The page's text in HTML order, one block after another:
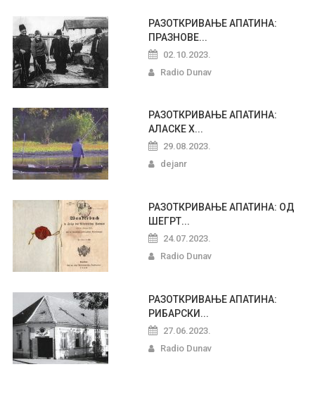
РАЗОТКРИВАЊЕ АПАТИНА:
ПРАЗНОВЕ...
02.10.2023.
Radio Dunav
РАЗОТКРИВАЊЕ АПАТИНА:
АЛАСКЕ Х...
29.08.2023.
dejanr
РАЗОТКРИВАЊЕ АПАТИНА: ОД
ШЕГРТ...
24.07.2023.
Radio Dunav
РАЗОТКРИВАЊЕ АПАТИНА:
РИБАРСКИ...
27.06.2023.
Radio Dunav